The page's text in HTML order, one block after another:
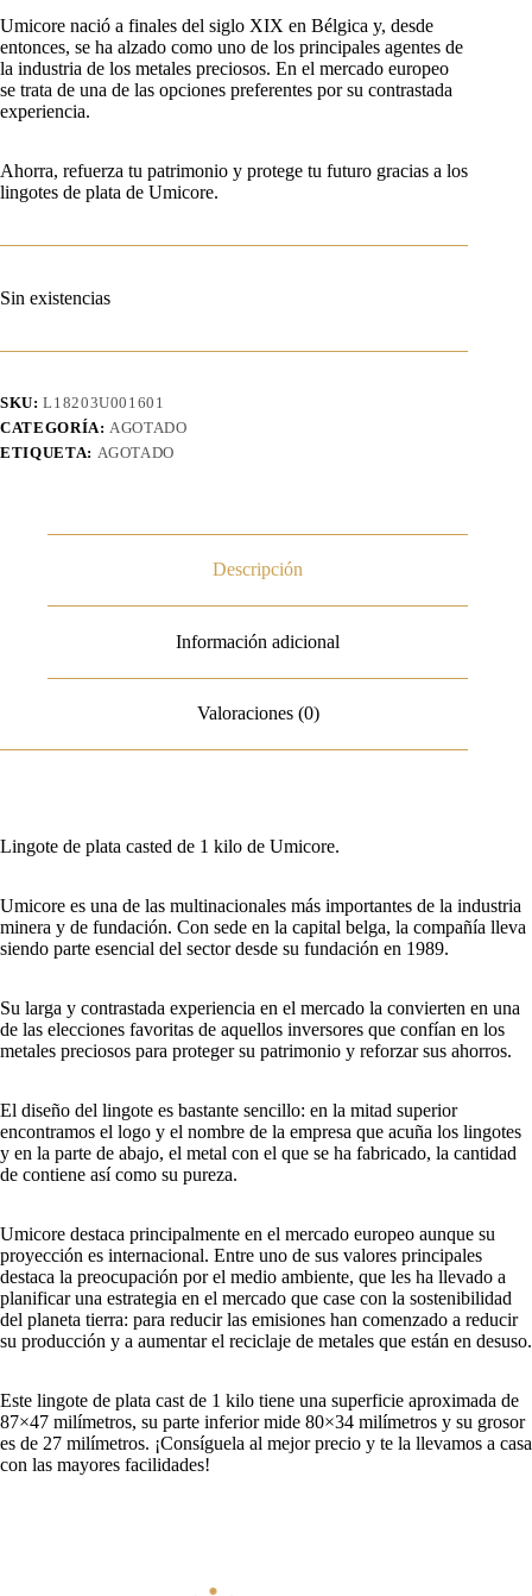
Umicore nació a finales del siglo XIX en Bélgica y, desde
entonces, se ha alzado como uno de los principales agentes de
la industria de los metales preciosos. En el mercado europeo
se trata de una de las opciones preferentes por su contrastada
experiencia.
Ahorra, refuerza tu patrimonio y protege tu futuro gracias a los
lingotes de plata de Umicore.
Sin existencias
SKU:L18203U001601
CATEGORÍA: AGOTADO
ETIQUETA: AGOTADO
Descripción
Información adicional
Valoraciones (0)
Lingote de plata casted de 1 kilo de Umicore.
Umicore es una de las multinacionales más importantes de la industria
minera y de fundación. Con sede en la capital belga, la compañía lleva
siendo parte esencial del sector desde su fundación en 1989.
Su larga y contrastada experiencia en el mercado la convierten en una
de las elecciones favoritas de aquellos inversores que confían en los
metales preciosos para proteger su patrimonio y reforzar sus ahorros.
El diseño del lingote es bastante sencillo: en la mitad superior
encontramos el logo y el nombre de la empresa que acuña los lingotes
y en la parte de abajo, el metal con el que se ha fabricado, la cantidad
de contiene así como su pureza.
Umicore destaca principalmente en el mercado europeo aunque su
proyección es internacional. Entre uno de sus valores principales
destaca la preocupación por el medio ambiente, que les ha llevado a
planificar una estrategia en el mercado que case con la sostenibilidad
del planeta tierra: para reducir las emisiones han comenzado a reducir
su producción y a aumentar el reciclaje de metales que están en desuso.
Este lingote de plata cast de 1 kilo tiene una superficie aproximada de
87×47 milímetros, su parte inferior mide 80×34 milímetros y su grosor
es de 27 milímetros. ¡Consíguela al mejor precio y te la llevamos a casa
con las mayores facilidades!